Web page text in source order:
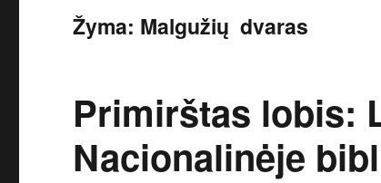
Žyma: Malgužių dvaras
Primirštas lobis:
Nacionalinėje